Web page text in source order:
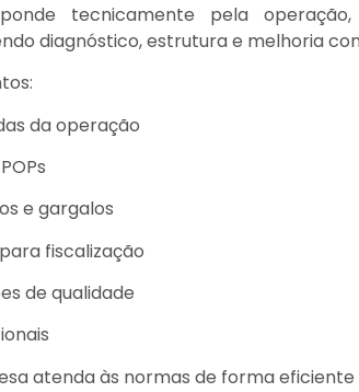
tecnicamente pela operação,
diagnóstico, estrutura e melhoria
da operação
e gargalos
fiscalização
de qualidade
atenda às normas de forma eficiente